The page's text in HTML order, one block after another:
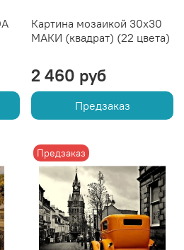
Картина мозаикой 30х30
МАКИ (квадрат) (22 цвета)
2 460 руб
Предзаказ
Предзаказ